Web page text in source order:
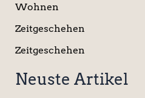
Wohnen
Zeitgeschehen
Zeitgeschehen
Neuste Artikel